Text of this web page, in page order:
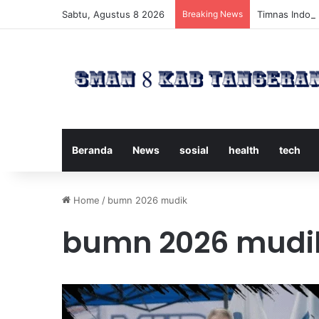
Sabtu, Agustus 8 2026 Breaking News Timnas
Beranda News sosial health tech
Home / bumn 2026 mudik
bumn 2026